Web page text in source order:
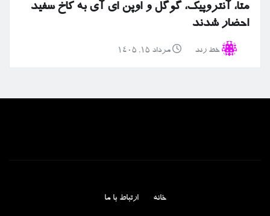
متا، آنتروپیک، گوگل و اوپن ای آی به کاخ سفید
احضار شدند
خط رند مرداد ۱۵, ۱۴۰۵
خانه ارتباط با ما